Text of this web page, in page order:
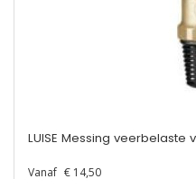
LUISE Messing veerbelaste
Vanaf € 14,50